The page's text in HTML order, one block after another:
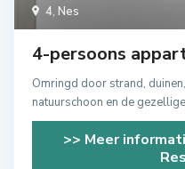
4, Nes
4-persoons
Omringd door strand,
natuurschoon en de
>> Meer